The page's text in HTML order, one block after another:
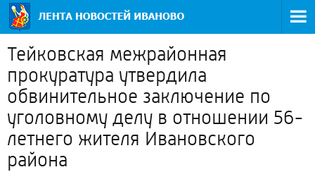
Тейковская межрайонная
прокуратура утвердила
обвинительное заключение по
уголовному делу в отношении 56-
летнего жителя Ивановского
района